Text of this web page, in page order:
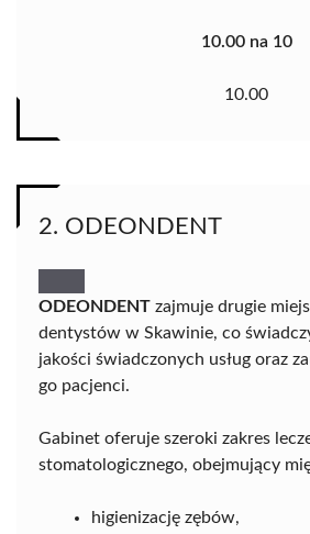
10.00 na 10
10.00
2. ODEONDENT
ODEONDENT zajmuje drugie
dentystów w Skawinie, co
jakości świadczonych usług oraz
go pacjenci.
Gabinet oferuje szeroki zakres
stomatologicznego, obejmujący
higienizację zębów,